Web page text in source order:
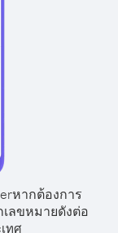
หากต้องการ
ลขหมายดังต่อ
ทศ